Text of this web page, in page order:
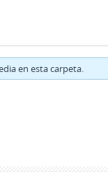
en esta carpeta.